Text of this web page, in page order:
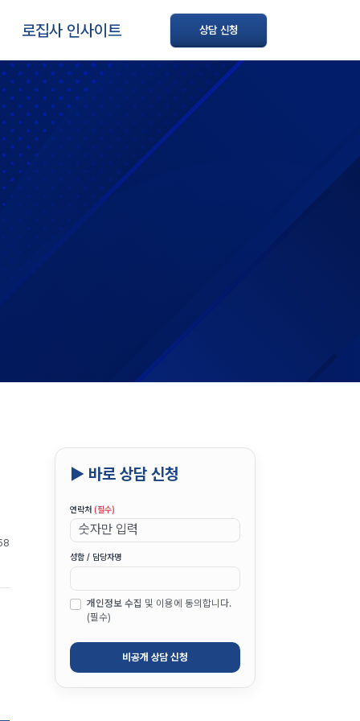
로집사 인사이트 상담 신청
▶ 바로 상담 신청
연락처 (필수)
성함 / 담당자명
개인정보 수집 및 이용에 동의합니다.
(필수)
비공개 상담 신청